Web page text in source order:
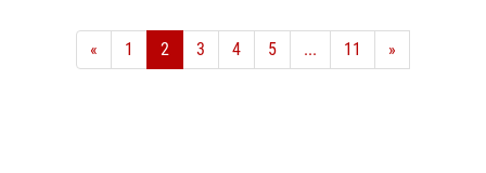
« 1 2 3 4 5 ... 11 »